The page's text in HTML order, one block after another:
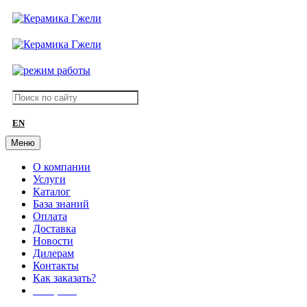
EN
Меню
О компании
Услуги
Каталог
База знаний
Оплата
Доставка
Новости
Дилерам
Контакты
Как заказать?